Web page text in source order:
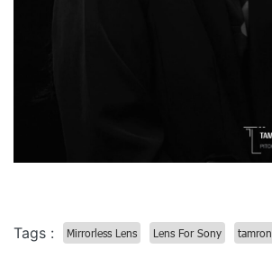
Tags : Mirrorless Lens Lens For Sony tamron